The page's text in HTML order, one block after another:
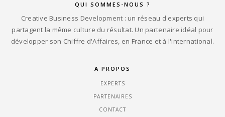
QUI SOMMES-NOUS ?
Creative Business Development : un réseau d'experts qui
partagent la même culture du résultat. Un partenaire idéal pour
développer son Chiffre d'Affaires, en France et à l'international.
A PROPOS
EXPERTS
PARTENAIRES
CONTACT